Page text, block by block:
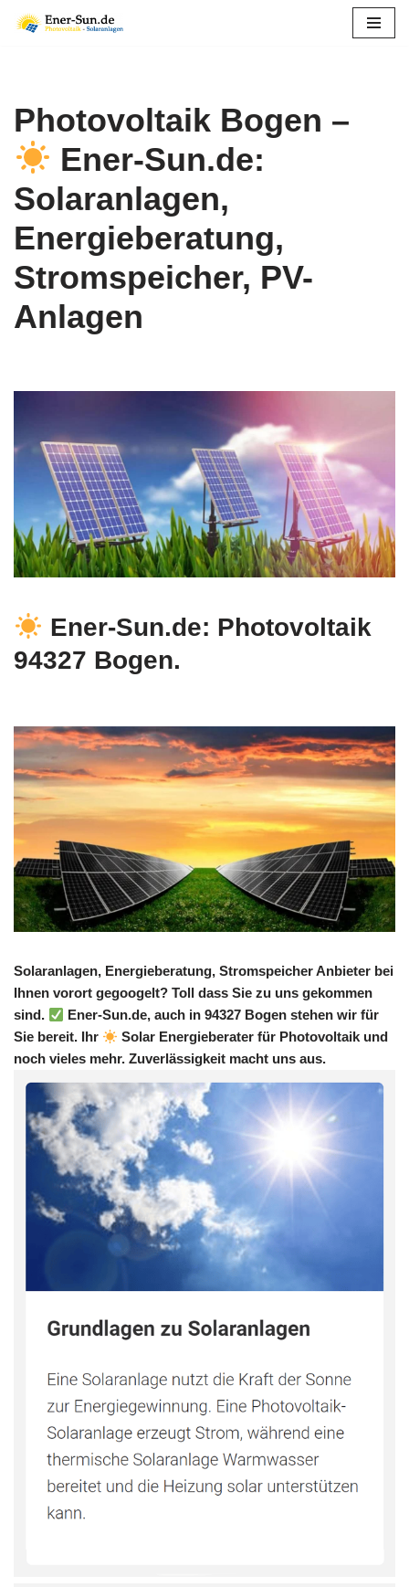
Photovoltaik Bogen –
Ener-Sun.de:
Solaranlagen,
Energieberatung,
Stromspeicher, PV-
Anlagen
Ener-Sun.de: Photovoltaik
94327 Bogen.
Solaranlagen, Energieberatung, Stromspeicher Anbieter bei
Ihnen vorort gegoogelt? Toll dass Sie zu uns gekommen
sind.
Ener-Sun.de, auch in 94327 Bogen stehen wir für
Sie bereit. Ihr
Solar Energieberater für Photovoltaik und
noch vieles mehr. Zuverlässigkeit macht uns aus.